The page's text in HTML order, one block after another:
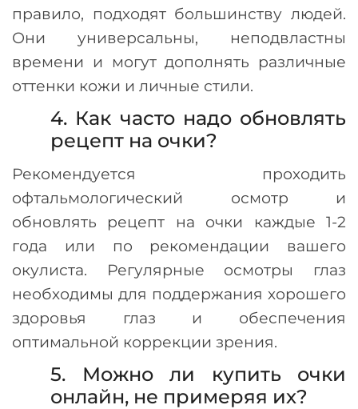
правило, подходят большинству людей.
Они универсальны, неподвластны
времени и могут дополнять различные
оттенки кожи и личные стили.
4. Как часто надо обновлять
рецепт на очки?
Рекомендуется проходить
офтальмологический осмотр и
обновлять рецепт на очки каждые 1-2
года или по рекомендации вашего
окулиста. Регулярные осмотры глаз
необходимы для поддержания хорошего
здоровья глаз и обеспечения
оптимальной коррекции зрения.
5. Можно ли купить очки
онлайн, не примеряя их?